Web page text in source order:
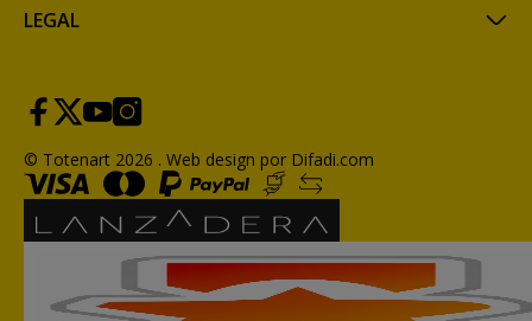
LEGAL
© Totenart 2026 . Web design por Difadi.com